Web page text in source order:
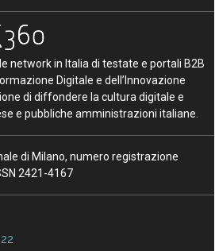
network in Italia di testate e portali B2B
Digitale e dell’Innovazione
di diffondere la cultura digitale e
e pubbliche amministrazioni italiane.
di Milano, numero registrazione
2421-4167